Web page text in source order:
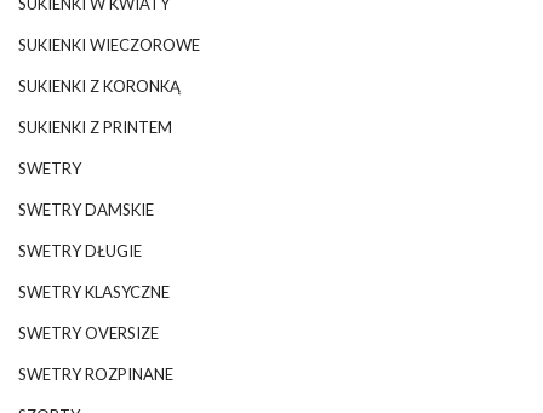
SUKIENKI WIECZOROWE
SUKIENKI Z KORONKĄ
SUKIENKI Z PRINTEM
SWETRY
SWETRY DAMSKIE
SWETRY DŁUGIE
SWETRY KLASYCZNE
SWETRY OVERSIZE
SWETRY ROZPINANE